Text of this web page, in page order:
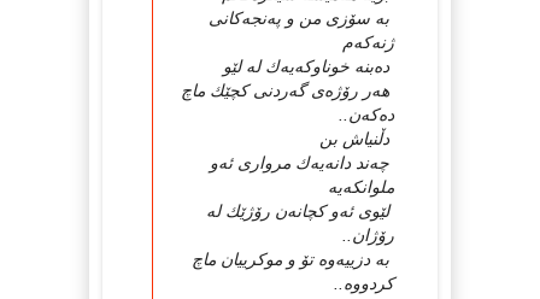
بە سۆزی من و پەنجەكانى
ژنەكەم
دەبنە خوناوكەیەك لە لێو
هەر رۆژەی گەردنی كچێك ماچ
دەكەن..
دڵنیاش بن
چەند دانەیەك مروارى ئەو
ملوانكەیە
لێوی ئەو كچانەن رۆژێك لە
رۆژان..
بە دزییەوە تۆ و موكرییان ماچ
كردووە..